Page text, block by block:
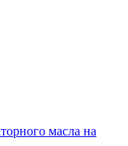
масла на